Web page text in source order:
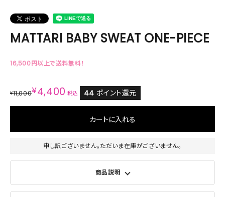
MATTARI BABY SWEAT ONE-PIECE
16,500円以上で送料無料！
¥11,000¥4,400 税込 44 ポイント還元
カートに入れる
申し訳ございません。ただいま在庫がございません。
商品説明